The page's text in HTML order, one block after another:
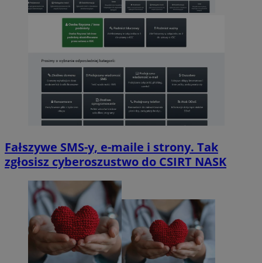
Fałszywe SMS-y, e-maile i strony. Tak
zgłosisz cyberoszustwo do CSIRT NASK